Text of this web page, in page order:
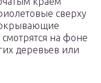
сверху
на фоне
деревьев или